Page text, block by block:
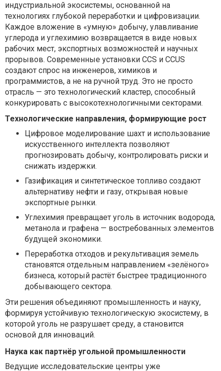
индустриальной экосистемы, основанной на
технологиях глубокой переработки и цифровизации.
Каждое вложение в «умную» добычу, улавливание
углерода и углехимию возвращается в виде новых
рабочих мест, экспортных возможностей и научных
прорывов. Современные установки CCS и CCUS
создают спрос на инженеров, химиков и
программистов, а не на ручной труд. Это не просто
отрасль — это технологический кластер, способный
конкурировать с высокотехнологичными секторами.
Технологические направления, формирующие рост
Цифровое моделирование шахт и использование
искусственного интеллекта позволяют
прогнозировать добычу, контролировать риски и
снижать издержки.
Газификация и синтетическое топливо создают
альтернативу нефти и газу, открывая новые
экспортные рынки.
Углехимия превращает уголь в источник водорода,
метанола и графена — востребованных элементов
будущей экономики.
Переработка отходов и рекультивация земель
становятся отдельным направлением «зелёного»
бизнеса, который растёт быстрее традиционного
добывающего сектора.
Эти решения объединяют промышленность и науку,
формируя устойчивую технологическую экосистему, в
которой уголь не разрушает среду, а становится
основой для инноваций.
Наука как партнёр угольной промышленности
Ведущие исследовательские центры уже